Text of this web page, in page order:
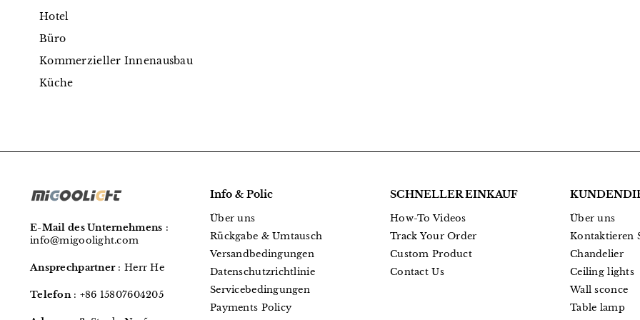
Hotel
Büro
Kommerzieller Innenausbau
Küche
E-Mail des Unternehmens :
info@migoolight.com
Ansprechpartner: Herr He
Telefon: +86 15807604205
Info & Polic
Über uns
Rückgabe & Umtausch
Versandbedingungen
Datenschutzrichtlinie
Servicebedingungen
Payments Policy
SCHNELLER EINKAUF
How-To Videos
Track Your Order
Custom Product
Contact Us
Über uns
Kontaktieren
Chandelier
Ceiling lights
Wall sconce
Table lamp